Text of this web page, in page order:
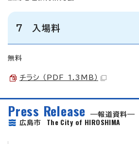
7 入場料
無料
チラシ （PDF 1.3MB）
Press Release
報道資料
広島市 The City of HIROSHIMA